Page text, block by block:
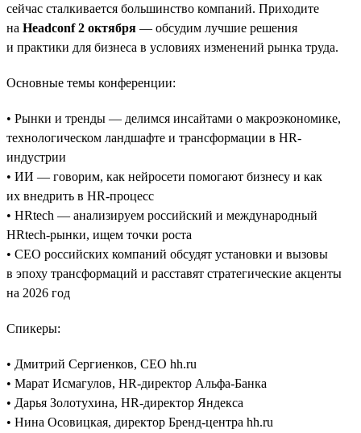
сейчас сталкивается большинство компаний. Приходите
на Headconf 2 октября — обсудим лучшие решения
и практики для бизнеса в условиях изменений рынка труда.
Основные темы конференции:
• Рынки и тренды — делимся инсайтами о макроэкономике,
технологическом ландшафте и трансформации в HR-
индустрии
• ИИ — говорим, как нейросети помогают бизнесу и как
их внедрить в HR-процесс
• HRtech — анализируем российский и международный
HRtech-рынки, ищем точки роста
• CEO российских компаний обсудят установки и вызовы
в эпоху трансформаций и расставят стратегические акценты
на 2026 год
Спикеры:
• Дмитрий Сергиенков, CEO hh.ru
• Марат Исмагулов, HR-директор Альфа-Банка
• Дарья Золотухина, HR-директор Яндекса
• Нина Осовицкая, директор Бренд-центра hh.ru